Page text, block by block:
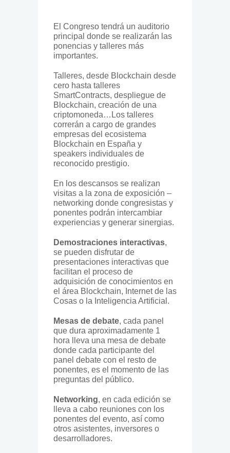
El Congreso tendrá un auditorio
principal donde se realizarán las
ponencias y talleres más
importantes.
Talleres, desde Blockchain desde
cero hasta talleres
SmartContracts, despliegue de
Blockchain, creación de una
criptomoneda…Los talleres
correrán a cargo de grandes
empresas del ecosistema
Blockchain en España y
speakers individuales de
reconocido prestigio.
En los descansos se realizan
visitas a la zona de exposición –
networking donde congresistas y
ponentes podrán intercambiar
experiencias y generar sinergias.
Demostraciones interactivas,
se pueden disfrutar de
presentaciones interactivas que
facilitan el proceso de
adquisición de conocimientos en
el área Blockchain, Internet de las
Cosas o la Inteligencia Artificial.
Mesas de debate, cada panel
que dura aproximadamente 1
hora lleva una mesa de debate
donde cada participante del
panel debate con el resto de
ponentes, es el momento de las
preguntas del público.
Networking, en cada edición se
lleva a cabo reuniones con los
ponentes del evento, así como
otros asistentes, inversores o
desarrolladores.